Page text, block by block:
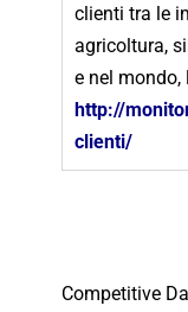
clienti tra le
agricoltura,
e nel
http://
clienti/
Competitive